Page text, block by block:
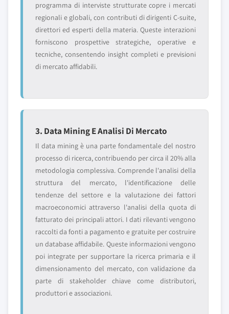
programma di interviste strutturate copre i mercati
regionali e globali, con contributi di dirigenti C-suite,
direttori ed esperti della materia. Queste interazioni
forniscono prospettive strategiche, operative e
tecniche, consentendo insight completi e previsioni
di mercato affidabili.
3. Data Mining E Analisi Di Mercato
Il data mining è una parte fondamentale del nostro
processo di ricerca, contribuendo per circa il 20% alla
metodologia complessiva. Comprende l'analisi della
struttura del mercato, l'identificazione delle
tendenze del settore e la valutazione dei fattori
macroeconomici attraverso l'analisi della quota di
fatturato dei principali attori. I dati rilevanti vengono
raccolti da fonti a pagamento e gratuite per costruire
un database affidabile. Queste informazioni vengono
poi integrate per supportare la ricerca primaria e il
dimensionamento del mercato, con validazione da
parte di stakeholder chiave come distributori,
produttori e associazioni.